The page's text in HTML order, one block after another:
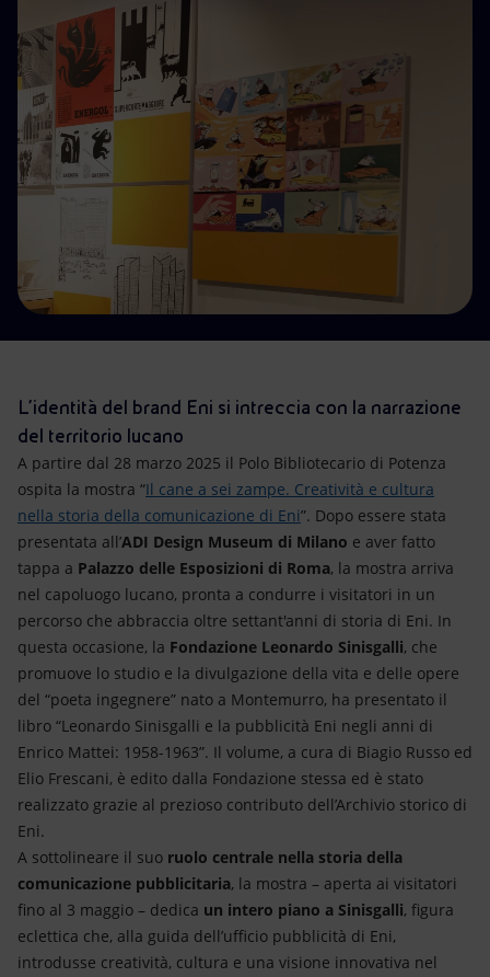
Energia accessibile
Innovazione
Scenari energetici
L’identità del brand Eni si intreccia con la narrazione
del territorio lucano
A partire dal 28 marzo 2025 il Polo Bibliotecario di Potenza
ospita la mostra “Il cane a sei zampe. Creatività e cultura
nella storia della comunicazione di Eni”. Dopo essere stata
presentata all’ADI Design Museum di Milano e aver fatto
tappa a Palazzo delle Esposizioni di Roma, la mostra arriva
nel capoluogo lucano, pronta a condurre i visitatori in un
percorso che abbraccia oltre settant'anni di storia di Eni. In
questa occasione, la Fondazione Leonardo Sinisgalli, che
promuove lo studio e la divulgazione della vita e delle opere
del “poeta ingegnere” nato a Montemurro, ha presentato il
libro “Leonardo Sinisgalli e la pubblicità Eni negli anni di
Enrico Mattei: 1958-1963”. Il volume, a cura di Biagio Russo ed
Elio Frescani, è edito dalla Fondazione stessa ed è stato
realizzato grazie al prezioso contributo dell’Archivio storico di
Eni.
A sottolineare il suo ruolo centrale nella storia della
comunicazione pubblicitaria, la mostra – aperta ai visitatori
fino al 3 maggio – dedica un intero piano a Sinisgalli, figura
eclettica che, alla guida dell’ufficio pubblicità di Eni,
introdusse creatività, cultura e una visione innovativa nel